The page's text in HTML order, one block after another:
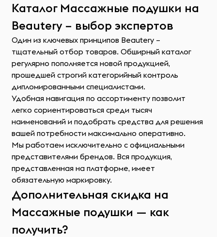
Каталог Массажные подушки на
Beautery – выбор экспертов
Один из ключевых принципов Beautery –
тщательный отбор товаров. Обширный каталог
регулярно пополняется новой продукцией,
прошедшей строгий категорийный контроль
дипломированными специалистами.
Удобная навигация по ассортименту позволит
легко сориентироваться среди тысяч
наименований и подобрать средства для решения
вашей потребности максимально оперативно.
Мы работаем исключительно с официальными
представителями брендов. Вся продукция,
представленная на платформе, имеет
обязательную маркировку.
Дополнительная скидка на
Массажные подушки — как
получить?